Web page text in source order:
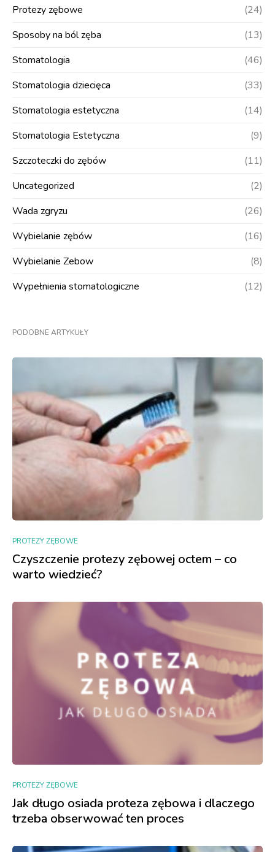
Protezy zębowe
(24)
Sposoby na ból zęba
(13)
Stomatologia
(46)
Stomatologia dziecięca
(33)
Stomatologia estetyczna
(14)
Stomatologia Estetyczna
(9)
Szczoteczki do zębów
(11)
Uncategorized
(2)
Wada zgryzu
(26)
Wybielanie zębów
(16)
Wybielanie Zebow
(8)
Wypełnienia stomatologiczne
(12)
PODOBNE ARTYKUŁY
PROTEZY ZĘBOWE
Czyszczenie protezy zębowej octem – co
warto wiedzieć?
PROTEZY ZĘBOWE
Jak długo osiada proteza zębowa i dlaczego
trzeba obserwować ten proces